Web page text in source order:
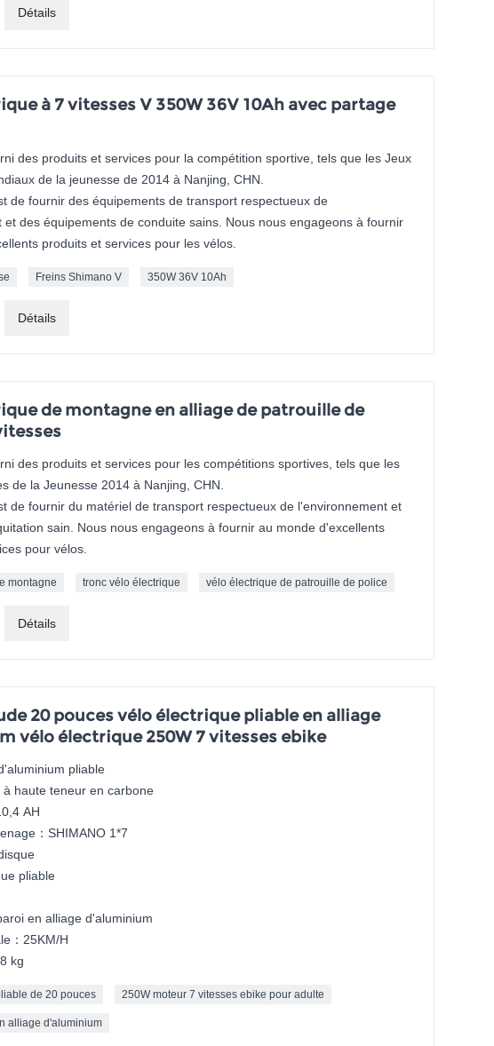
Détails
à 7 vitesses V 350W 36V 10Ah avec partage
des produits et services pour la compétition sportive, tels que les Jeux
de la jeunesse de 2014 à Nanjing, CHN.
de fournir des équipements de transport respectueux de
et des équipements de conduite sains. Nous nous engageons à fournir
produits et services pour les vélos.
Freins Shimano V 350W 36V 10Ah
Détails
de montagne en alliage de patrouille de
des produits et services pour les compétitions sportives, tels que les
de la Jeunesse 2014 à Nanjing, CHN.
de fournir du matériel de transport respectueux de l'environnement et
sain. Nous nous engageons à fournir au monde d'excellents
pour vélos.
montagne tronc vélo électrique vélo électrique de patrouille de police
Détails
20 pouces vélo électrique pliable en alliage
vélo électrique 250W 7 vitesses ebike
pliable
à haute teneur en carbone
AH
：SHIMANO 1*7
pliable
en alliage d'aluminium
：25KM/H
kg
de 20 pouces 250W moteur 7 vitesses ebike pour adulte
alliage d'aluminium